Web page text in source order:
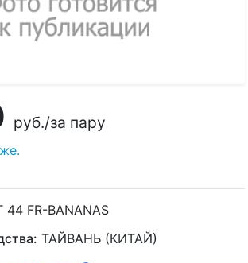
руб./за пару
44 FR-BANANAS
ТАЙВАНЬ (КИТАЙ)